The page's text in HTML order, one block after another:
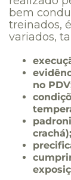
bem
treinados,
variados,
no
crachá);